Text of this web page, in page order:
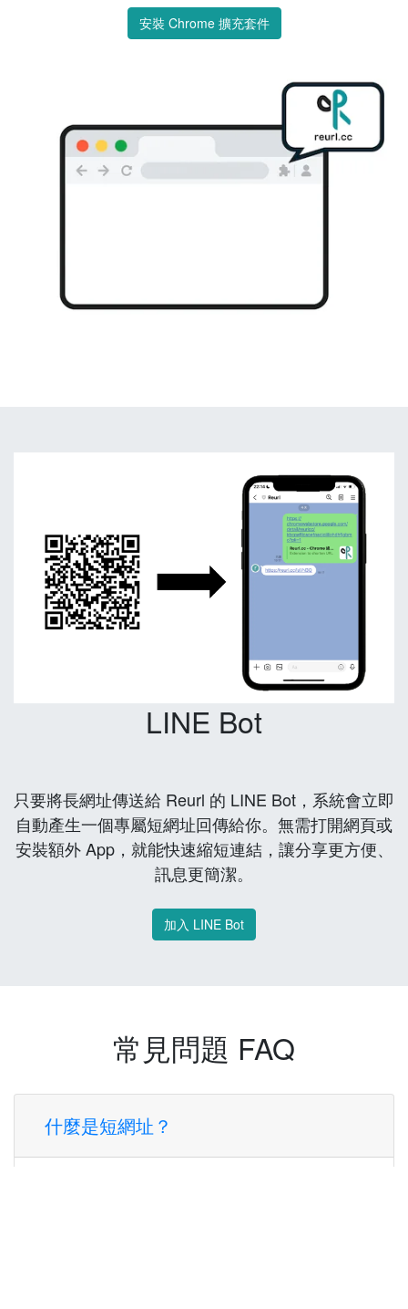
安裝 Chrome 擴充套件
LINE Bot
只要將長網址傳送給 Reurl 的 LINE Bot，系統會立即
自動產生一個專屬短網址回傳給你。無需打開網頁或
安裝額外 App，就能快速縮短連結，讓分享更方便、
訊息更簡潔。
加入 LINE Bot
常見問題 FAQ
什麼是短網址？